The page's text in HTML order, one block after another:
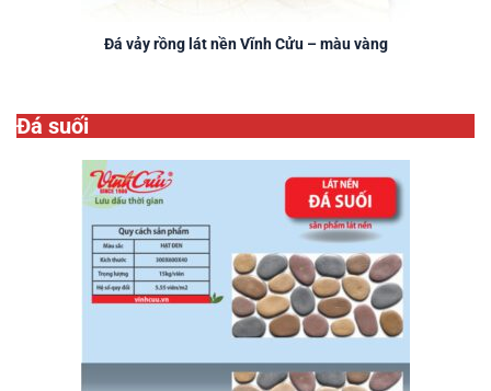
Đá vảy rồng lát nền Vĩnh Cửu – màu vàng
Đá suối